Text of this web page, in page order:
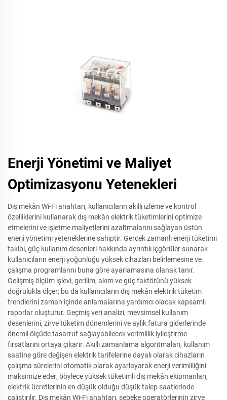
Enerji Yönetimi ve Maliyet
Optimizasyonu Yetenekleri
Dış mekân Wi-Fi anahtarı, kullanıcıların akıllı izleme ve kontrol
özelliklerini kullanarak dış mekân elektrik tüketimlerini optimize
etmelerini ve işletme maliyetlerini azaltmalarını sağlayan üstün
enerji yönetimi yeteneklerine sahiptir. Gerçek zamanlı enerji tüketimi
takibi, güç kullanım desenleri hakkında ayrıntılı içgörüler sunarak
kullanıcıların enerji yoğunluğu yüksek cihazları belirlemesine ve
çalışma programlarını buna göre ayarlamasına olanak tanır.
Gelişmiş ölçüm işlevi, gerilim, akım ve güç faktörünü yüksek
doğrulukla ölçer; bu da kullanıcıların dış mekân elektrik tüketim
trendlerini zaman içinde anlamalarına yardımcı olacak kapsamlı
raporlar oluşturur. Geçmiş veri analizi, mevsimsel kullanım
desenlerini, zirve tüketim dönemlerini ve aylık fatura giderlerinde
önemli ölçüde tasarruf sağlayabilecek verimlilik iyileştirme
fırsatlarını ortaya çıkarır. Akıllı zamanlama algoritmaları, kullanım
saatine göre değişen elektrik tarifelerine dayalı olarak cihazların
çalışma sürelerini otomatik olarak ayarlayarak enerji verimliliğini
maksimize eder; böylece yüksek tüketimli dış mekân ekipmanları,
elektrik ücretlerinin en düşük olduğu düşük talep saatlerinde
çalıştırılır. Dış mekân Wi-Fi anahtarı, şebeke operatörlerinin zirve